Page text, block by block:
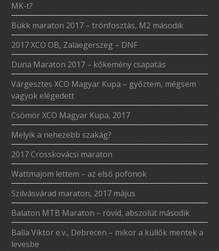
MK-t?
Bükk maraton 2017 – trónfosztás, M2 második
2017 XCO OB, Zalaegerszeg – DNF
Duna Maraton 2017 – kőkemény csapatás
Várgesztes XCO Magyar Kupa – győztem, mégsem
vagyok elégedett
Csömör XCO Magyar Kupa, 2017
Melyik a nehezebb szakág?
2017 Crosskovácsi maraton
Wattmajom lettem – az első pofonok
Szilvásvárad maraton, 2017 május
Balaton MTB Maraton – rövid, abszolút második
Balla Viktor e.v., Debrecen – mikor a küllők mentek a
levesbe